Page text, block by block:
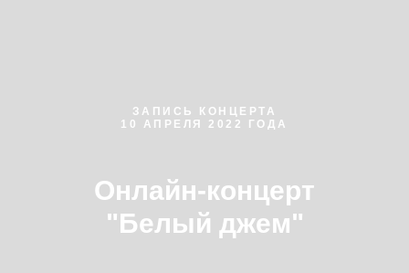
ЗАПИСЬ КОНЦЕРТА
10 АПРЕЛЯ 2022 ГОДА
Онлайн-концерт
"Белый джем"